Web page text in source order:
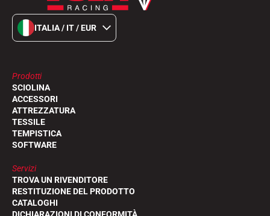
ITALIA / IT / EUR
Prodotti
SCIOLINA
ACCESSORI
ATTREZZATURA
TESSILE
TEMPISTICA
SOFTWARE
Servizi
TROVA UN RIVENDITORE
RESTITUZIONE DEL PRODOTTO
CATALOGHI